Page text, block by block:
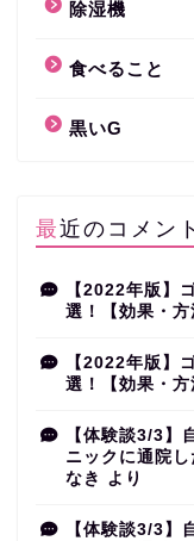
除湿機
食べること
黒いG
最近のコメント
【2022年版】
選！【効果・方
【2022年版】
選！【効果・方
【体験談3/3】
ニックに通院
なき より
【体験談3/3】